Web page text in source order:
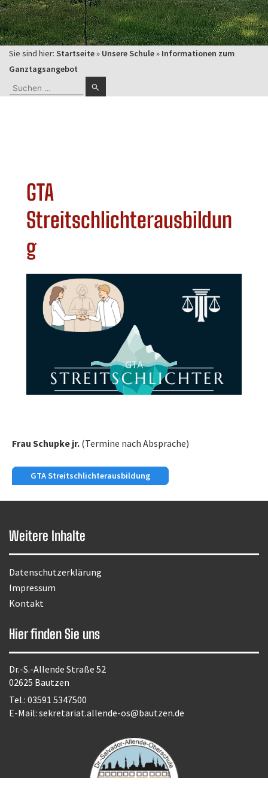
Sie sind hier: Startseite» Unsere Schule» Informationen zum
Ganztagsangebot
Suchen
nach:
GTA
Streitschlichterausbildun
g
Frau Schupke jr. (Termine nach Absprache)
GTA Streitschlichterausbildung
Weitere Inhalte
Datenschutzerklärung
Impressum
Kontakt
Hier finden Sie uns
Dr.-S.-Allende Straße 52
02625 Bautzen
Tel.: 03591 5347500
E-Mail: sekretariat.allende-os@bautzen.de